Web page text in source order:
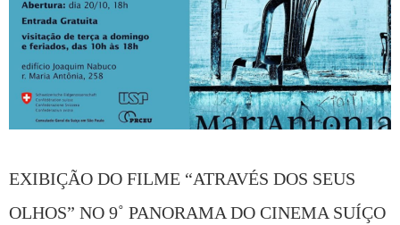
EXIBIÇÃO DO FILME “ATRAVÉS DOS SEUS
OLHOS” NO 9˚ PANORAMA DO CINEMA SUÍÇO